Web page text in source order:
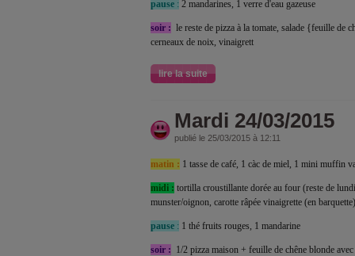
pause : 2 mandarines, 1 verre d'eau gazeuse
soir : le reste de pizza à la tomate, salade {feuille de
cerneaux de noix, vinaigrett
lire la suite
Mardi 24/03/2015
publié le 25/03/2015 à 12:11
matin : 1 tasse de café, 1 càc de miel, 1 mini muffin
midi : tortilla croustillante dorée au four (reste de
munster/oignon, carotte râpée vinaigrette (en barquette)
pause : 1 thé fruits rouges, 1 mandarine
soir : 1/2 pizza maison + feuille de chêne blonde